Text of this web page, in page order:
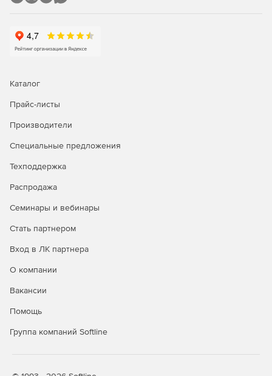
Поддержка разных типов файлов, включая:
скалярные значения, векторы и матрицы;
комплексные числа.
таких функций, как поле со списком и управление
Документация и представление
Обеспечивающий работу с несколькими документами,
Редактирование документов в режиме WYSIWYG.
Форматирование и управление документами
Полный контроль форматирования текста и формул
позволяет предотвратить просмотр информации,
внесение в нее изменений
Каталог
Прайс-листы
Производители
Специальные предложения
Техподдержка
Распродажа
Семинары и вебинары
Стать партнером
Вход в ЛК партнера
О компании
Вакансии
Помощь
Группа компаний Softline